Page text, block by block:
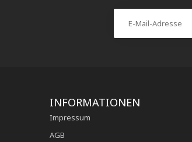
INFORMATIONEN
Impressum
AGB